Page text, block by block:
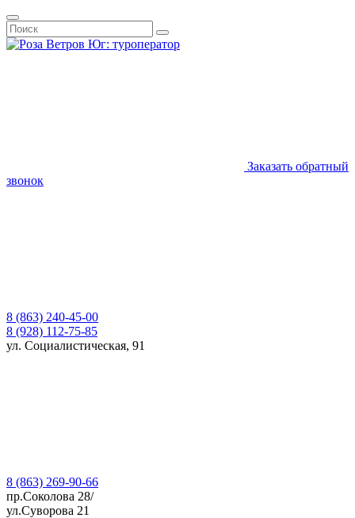
Заказать обратный
звонок
8 (863) 240-45-00
8 (928) 112-75-85
ул. Социалистическая, 91
8 (863) 269-90-66
пр.Соколова 28/
ул.Суворова 21